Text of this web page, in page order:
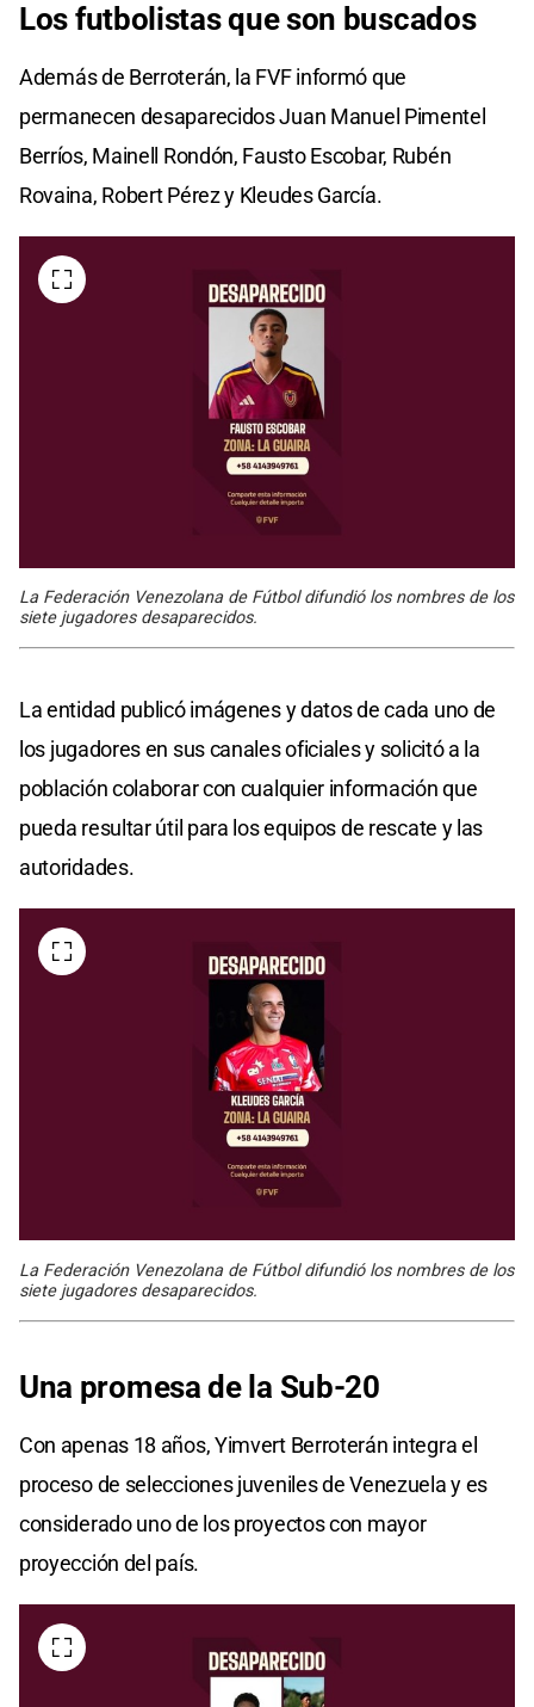
Los futbolistas que son buscados
Además de Berroterán, la FVF informó que
permanecen desaparecidos Juan Manuel Pimentel
Berríos, Mainell Rondón, Fausto Escobar, Rubén
Rovaina, Robert Pérez y Kleudes García.
La Federación Venezolana de Fútbol difundió los nombres de los
siete jugadores desaparecidos.
La entidad publicó imágenes y datos de cada uno de
los jugadores en sus canales oficiales y solicitó a la
población colaborar con cualquier información que
pueda resultar útil para los equipos de rescate y las
autoridades.
La Federación Venezolana de Fútbol difundió los nombres de los
siete jugadores desaparecidos.
Una promesa de la Sub-20
Con apenas 18 años, Yimvert Berroterán integra el
proceso de selecciones juveniles de Venezuela y es
considerado uno de los proyectos con mayor
proyección del país.